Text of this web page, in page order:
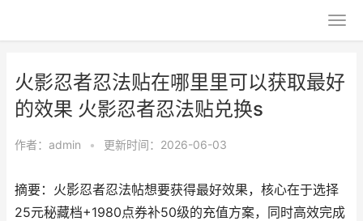
火影忍者忍法贴在哪里里可以获取最好
的效果 火影忍者忍法贴兑换s
作者： admin • 更新时间：2026-06-03
摘要：火影忍者忍法帖想要获得最好效果，核心在于选择
25元秘藏档+1980点券补50级的充值方案，同时高效完成